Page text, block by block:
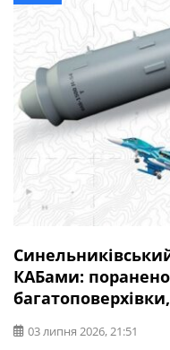
КАБами:
03 липня 2026, 21:51